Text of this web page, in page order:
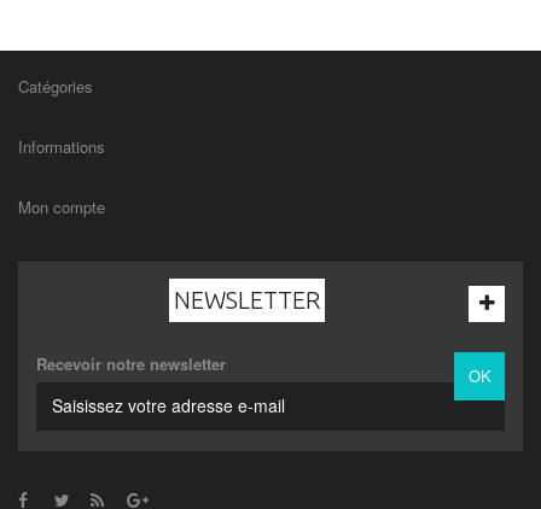
Catégories
Informations
Mon compte
NEWSLETTER
Recevoir notre newsletter
OK